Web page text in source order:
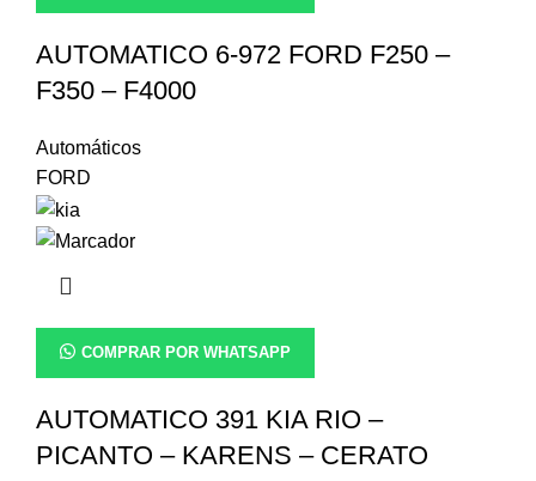
AUTOMATICO 6-972 FORD F250 –
F350 – F4000
Automáticos
FORD
COMPRAR POR WHATSAPP
AUTOMATICO 391 KIA RIO –
PICANTO – KARENS – CERATO